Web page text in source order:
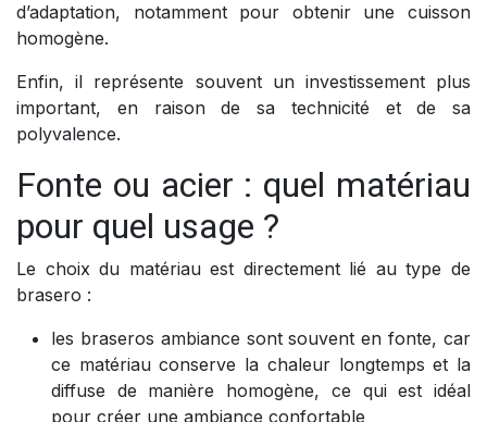
d’adaptation, notamment pour obtenir une cuisson
homogène.
Enfin, il représente souvent un investissement plus
important, en raison de sa technicité et de sa
polyvalence.
Fonte ou acier : quel matériau
pour quel usage ?
Le choix du matériau est directement lié au type de
brasero :
les braseros ambiance sont souvent en fonte, car
ce matériau conserve la chaleur longtemps et la
diffuse de manière homogène, ce qui est idéal
pour créer une ambiance confortable